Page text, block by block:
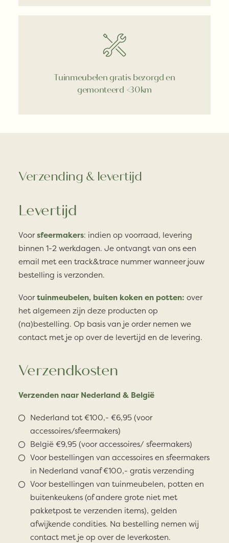
Tuinmeubelen gratis bezorgd en
gemonteerd <30km
Verzending & levertijd
Levertijd
Voorsfeermakers: indien op voorraad, levering
binnen 1-2 werkdagen. Je ontvangt van ons een
email met een track&trace nummer wanneer jouw
bestelling is verzonden.
Voortuinmeubelen, buiten koken en potten: over
het algemeen zijn deze producten op
(na)bestelling. Op basis van je order nemen we
contact met je op over de levertijd en de levering.
Verzendkosten
Verzenden naar Nederland & België
Nederland tot €100,- €6,95 (voor
accessoires/sfeermakers)
België €9,95 (voor accessoires/ sfeermakers)
Voor bestellingen van accessoires en sfeermakers
in Nederland vanaf €100,- gratis verzending
Voor bestellingen van tuinmeubelen, potten en
buitenkeukens (of andere grote niet met
pakketpost te verzenden items), gelden
afwijkende condities. Na bestelling nemen wij
contact met je op over de leverkosten.